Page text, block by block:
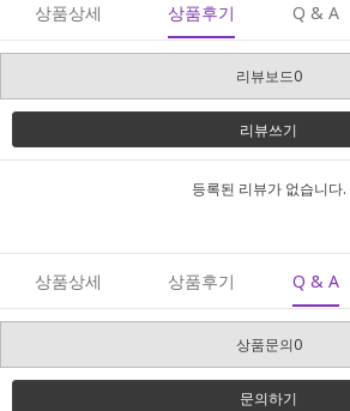
상품상세 상품후기 Q & A
리뷰보드0
리뷰쓰기
등록된 리뷰가 없습니다.
상품상세 상품후기 Q & A
상품문의0
문의하기